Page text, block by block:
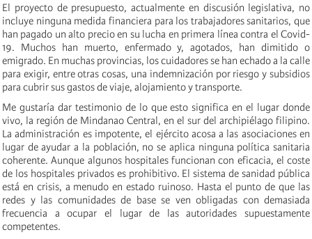
El proyecto de presupuesto, actualmente en discusión legislativa, no
incluye ninguna medida financiera para los trabajadores sanitarios, que
han pagado un alto precio en su lucha en primera línea contra el Covid-
19. Muchos han muerto, enfermado y, agotados, han dimitido o
emigrado. En muchas provincias, los cuidadores se han echado a la calle
para exigir, entre otras cosas, una indemnización por riesgo y subsidios
para cubrir sus gastos de viaje, alojamiento y transporte.
Me gustaría dar testimonio de lo que esto significa en el lugar donde
vivo, la región de Mindanao Central, en el sur del archipiélago filipino.
La administración es impotente, el ejército acosa a las asociaciones en
lugar de ayudar a la población, no se aplica ninguna política sanitaria
coherente. Aunque algunos hospitales funcionan con eficacia, el coste
de los hospitales privados es prohibitivo. El sistema de sanidad pública
está en crisis, a menudo en estado ruinoso. Hasta el punto de que las
redes y las comunidades de base se ven obligadas con demasiada
frecuencia a ocupar el lugar de las autoridades supuestamente
competentes.